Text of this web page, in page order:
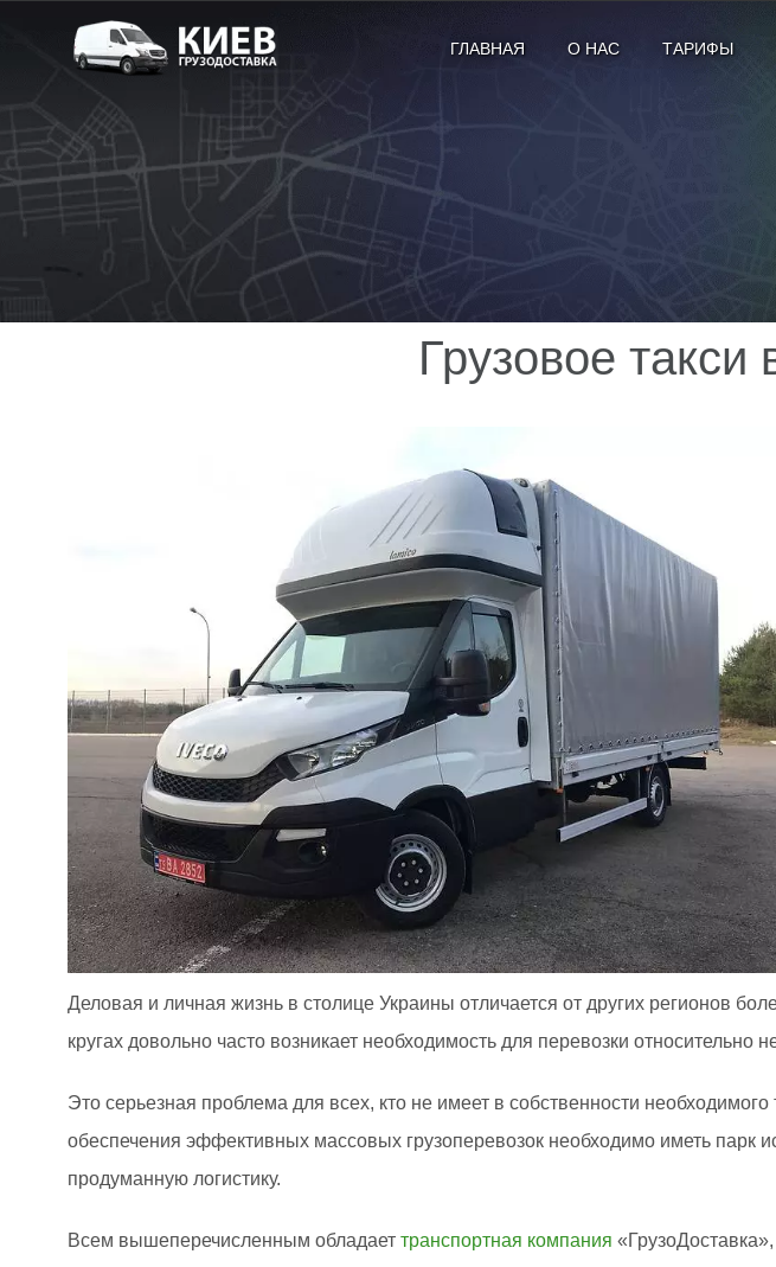
ГЛАВНАЯ О НАС ТАРИФЫ
Грузовое
Деловая и личная жизнь в столице Украины отличается от других регионов
кругах довольно часто возникает необходимость для перевозки
Это серьезная проблема для всех, кто не имеет в собственности
обеспечения эффективных массовых грузоперевозок необходимо иметь
продуманную логистику.
Всем вышеперечисленным обладает транспортная компания